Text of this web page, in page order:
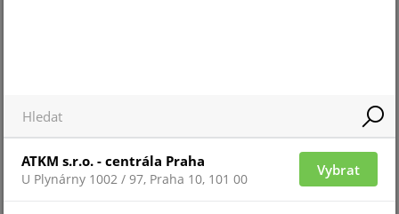
ATKM s.r.o. - centrála Praha
U Plynárny 1002 / 97, Praha 10, 101 00
Vybrat